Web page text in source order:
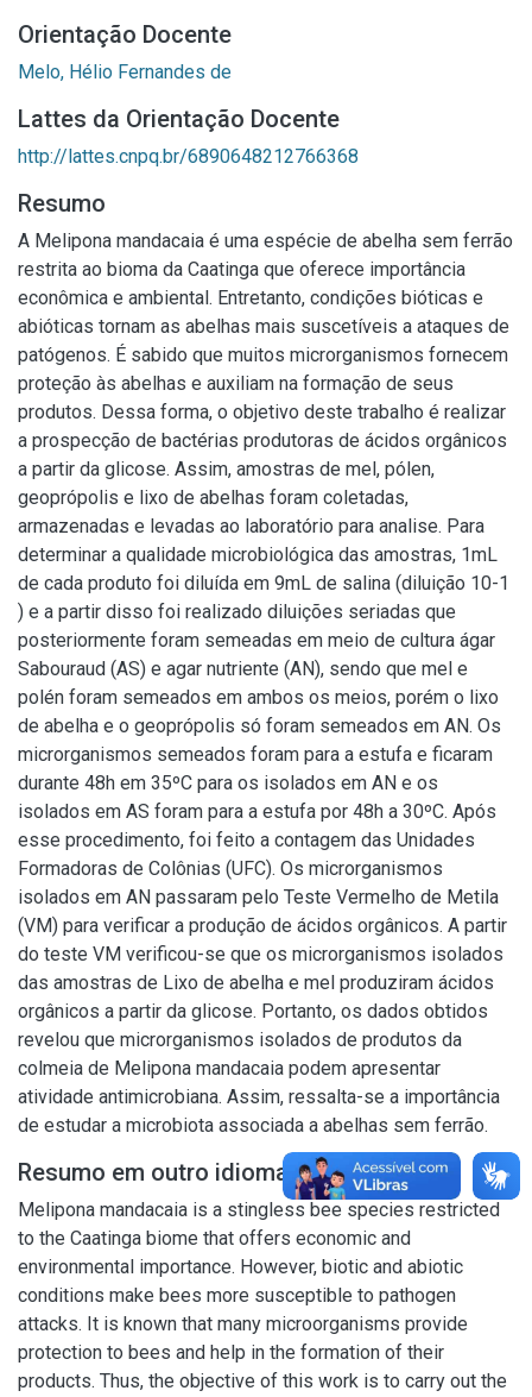
Orientação Docente
Melo, Hélio Fernandes de
Lattes da Orientação Docente
http://lattes.cnpq.br/6890648212766368
Resumo
A Melipona mandacaia é uma espécie de abelha sem ferrão
restrita ao bioma da Caatinga que oferece importância
econômica e ambiental. Entretanto, condições bióticas e
abióticas tornam as abelhas mais suscetíveis a ataques de
patógenos. É sabido que muitos microrganismos fornecem
proteção às abelhas e auxiliam na formação de seus
produtos. Dessa forma, o objetivo deste trabalho é realizar
a prospecção de bactérias produtoras de ácidos orgânicos
a partir da glicose. Assim, amostras de mel, pólen,
geoprópolis e lixo de abelhas foram coletadas,
armazenadas e levadas ao laboratório para analise. Para
determinar a qualidade microbiológica das amostras, 1mL
de cada produto foi diluída em 9mL de salina (diluição 10-1
) e a partir disso foi realizado diluições seriadas que
posteriormente foram semeadas em meio de cultura ágar
Sabouraud (AS) e agar nutriente (AN), sendo que mel e
polén foram semeados em ambos os meios, porém o lixo
de abelha e o geoprópolis só foram semeados em AN. Os
microrganismos semeados foram para a estufa e ficaram
durante 48h em 35ºC para os isolados em AN e os
isolados em AS foram para a estufa por 48h a 30ºC. Após
esse procedimento, foi feito a contagem das Unidades
Formadoras de Colônias (UFC). Os microrganismos
isolados em AN passaram pelo Teste Vermelho de Metila
(VM) para verificar a produção de ácidos orgânicos. A partir
do teste VM verificou-se que os microrganismos isolados
das amostras de Lixo de abelha e mel produziram ácidos
orgânicos a partir da glicose. Portanto, os dados obtidos
revelou que microrganismos isolados de produtos da
colmeia de Melipona mandacaia podem apresentar
atividade antimicrobiana. Assim, ressalta-se a importância
de estudar a microbiota associada a abelhas sem ferrão.
Resumo em outro idioma
Melipona mandacaia is a stingless bee species restricted
to the Caatinga biome that offers economic and
environmental importance. However, biotic and abiotic
conditions make bees more susceptible to pathogen
attacks. It is known that many microorganisms provide
protection to bees and help in the formation of their
products. Thus, the objective of this work is to carry out the